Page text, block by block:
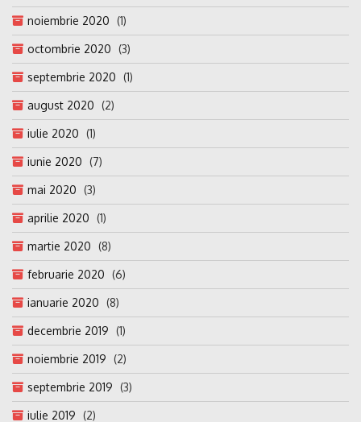
noiembrie 2020 (1)
octombrie 2020 (3)
septembrie 2020 (1)
august 2020 (2)
iulie 2020 (1)
iunie 2020 (7)
mai 2020 (3)
aprilie 2020 (1)
martie 2020 (8)
februarie 2020 (6)
ianuarie 2020 (8)
decembrie 2019 (1)
noiembrie 2019 (2)
septembrie 2019 (3)
iulie 2019 (2)